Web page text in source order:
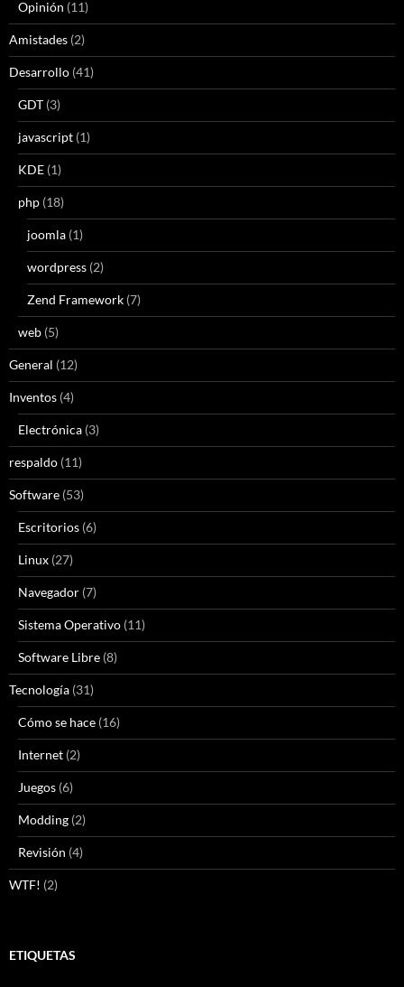
Opinión (11)
Amistades (2)
Desarrollo (41)
GDT (3)
javascript (1)
KDE (1)
php (18)
joomla (1)
wordpress (2)
Zend Framework (7)
web (5)
General (12)
Inventos (4)
Electrónica (3)
respaldo (11)
Software (53)
Escritorios (6)
Linux (27)
Navegador (7)
Sistema Operativo (11)
Software Libre (8)
Tecnología (31)
Cómo se hace (16)
Internet (2)
Juegos (6)
Modding (2)
Revisión (4)
WTF! (2)
ETIQUETAS